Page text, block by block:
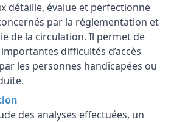
détaille, évalue et perfectionne
par la réglementation et
de la circulation. Il permet de
difficultés d’accès
les personnes handicapées ou
des analyses effectuées, un